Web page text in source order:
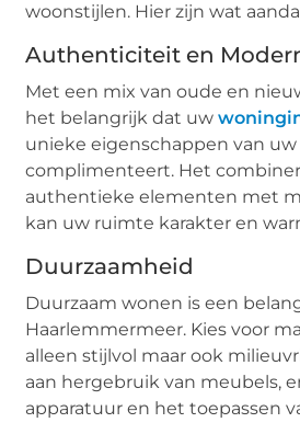
woonstijlen. Hier zijn wat
Authenticiteit en
Met een mix van oude en
het belangrijk dat uw
unieke eigenschappen van
complimenteert. Het
authentieke elementen met
kan uw ruimte karakter en
Duurzaamheid
Duurzaam wonen is een
Haarlemmermeer. Kies voor
alleen stijlvol maar ook
aan hergebruik van meubels,
apparatuur en het toepassen